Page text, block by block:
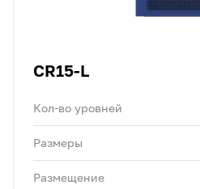
CR15-L
Кол-во уровней
Размеры
Размещение